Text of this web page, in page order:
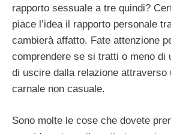
rapporto sessuale a tre quindi?
piace l’idea il rapporto personale
cambierà affatto. Fate attenzione
comprendere se si tratti o meno di
di uscire dalla relazione attraverso
carnale non casuale.
Sono molte le cose che dovete